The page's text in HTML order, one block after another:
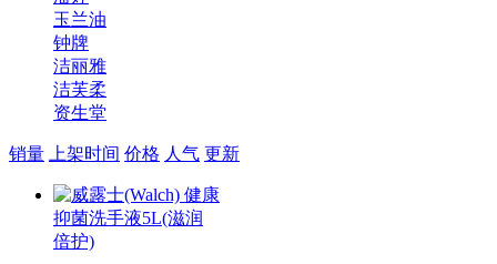
玉兰油
钟牌
洁丽雅
洁芙柔
资生堂
销量 上架时间 价格 人气 更新